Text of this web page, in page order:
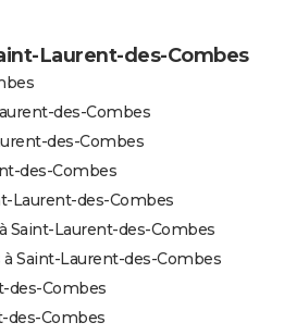
Laurent-des-Combes
des-Combes
des-Combes
des-Combes
Laurent-des-Combes
Saint-Laurent-des-Combes
Saint-Laurent-des-Combes
des-Combes
des-Combes